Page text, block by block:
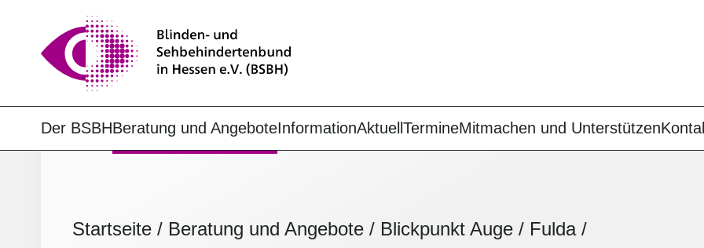
Der BSBHBeratung und AngeboteInformationAktuell TermineMitmachen und Unterstützen
Startseite / Beratung und Angebote / Blickpunkt Auge / Fulda/